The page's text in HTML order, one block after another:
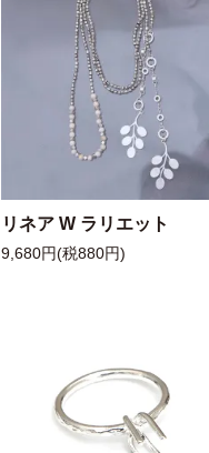
リネア W ラリエット
9,680円(税880円)